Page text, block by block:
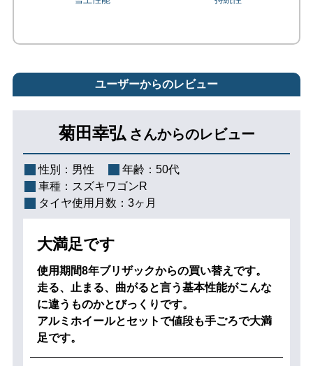
ユーザーからのレビュー
菊田幸弘 さんからのレビュー
性別： 男性 年齢： 50代
車種： スズキワゴンR
タイヤ使用月数： 3ヶ月
大満足です
使用期間8年ブリザックからの買い替えです。
走る、止まる、曲がると言う基本性能がこんな
に違うものかとびっくりです。
アルミホイールとセットで値段も手ごろで大満
足です。